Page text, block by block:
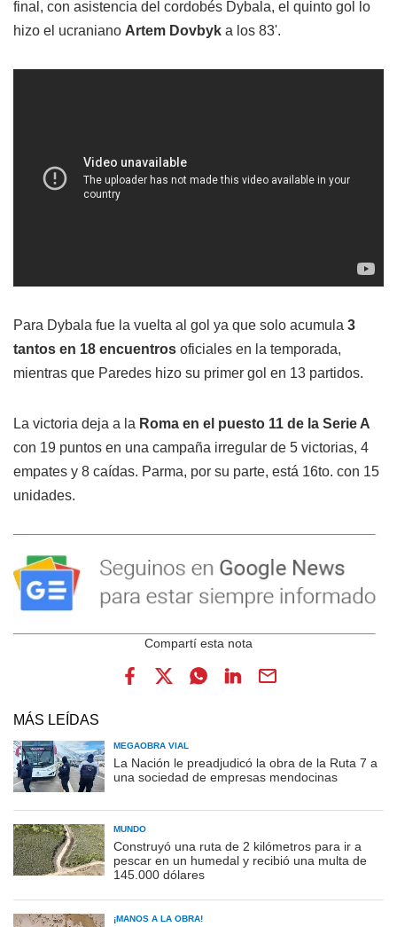
final, con asistencia del cordobés Dybala, el quinto gol lo
hizo el ucraniano Artem Dovbyk a los 83'.
Para Dybala fue la vuelta al gol ya que solo acumula 3
tantos en 18 encuentros oficiales en la temporada,
mientras que Paredes hizo su primer gol en 13 partidos.
La victoria deja a la Roma en el puesto 11 de la Serie A
con 19 puntos en una campaña irregular de 5 victorias, 4
empates y 8 caídas. Parma, por su parte, está 16to. con 15
unidades.
MÁS LEÍDAS
MEGAOBRA VIAL
La Nación le preadjudicó la obra de la Ruta 7 a
una sociedad de empresas mendocinas
MUNDO
Construyó una ruta de 2 kilómetros para ir a
pescar en un humedal y recibió una multa de
145.000 dólares
¡MANOS A LA OBRA!